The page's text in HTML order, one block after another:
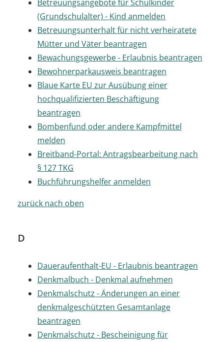
Betreuungsangebote für Schulkinder
(Grundschulalter) - Kind anmelden
Betreuungsunterhalt für nicht verheiratete
Mütter und Väter beantragen
Bewachungsgewerbe - Erlaubnis beantragen
Bewohnerparkausweis beantragen
Blaue Karte EU zur Ausübung einer
hochqualifizierten Beschäftigung
beantragen
Bombenfund oder andere Kampfmittel
melden
Breitband-Portal: Antragsbearbeitung nach
§ 127 TKG
Buchführungshelfer anmelden
zurück nach oben
D
Daueraufenthalt-EU - Erlaubnis beantragen
Denkmalbuch - Denkmal aufnehmen
Denkmalschutz - Änderungen an einer
denkmalgeschützten Gesamtanlage
beantragen
Denkmalschutz - Bescheinigung für